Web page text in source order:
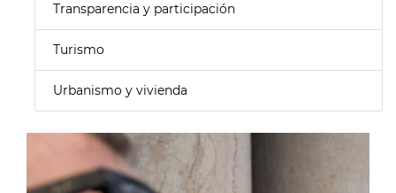
Transparencia y participación
Turismo
Urbanismo y vivienda